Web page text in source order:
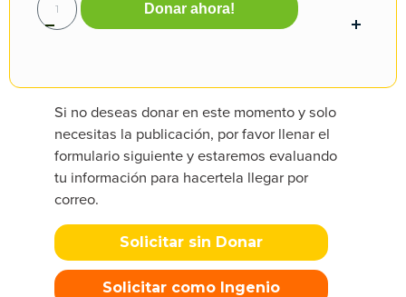
Donar ahora!
Si no deseas donar en este momento y solo
necesitas la publicación, por favor llenar el
formulario siguiente y estaremos evaluando
tu información para hacertela llegar por
correo.
Solicitar sin Donar
Solicitar como Ingenio